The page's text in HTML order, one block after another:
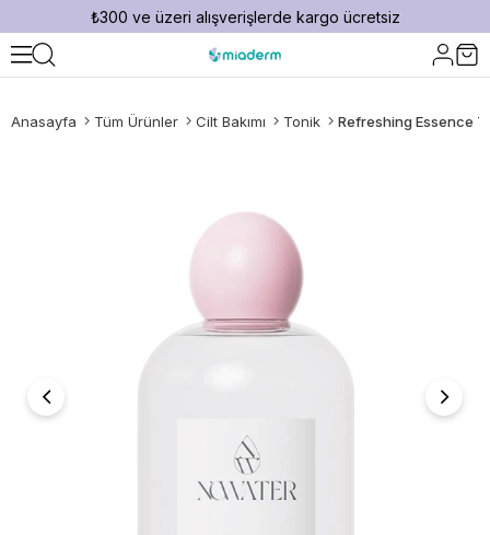
₺300 ve üzeri alışverişlerde kargo ücretsiz
Anasayfa Tüm Ürünler Cilt Bakımı Tonik